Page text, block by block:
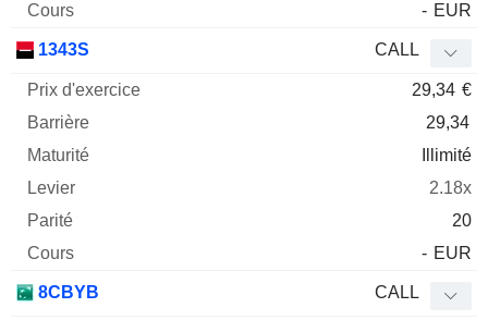
- EUR
1343S CALL
29,34 €
29,34
Illimité
2.18x
20
- EUR
8CBYB CALL